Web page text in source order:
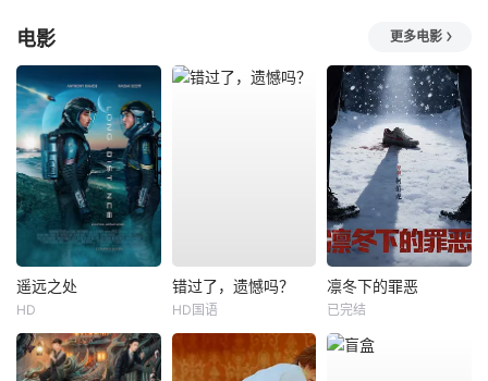
电影 更多电影
遥远之处
HD
错过了，遗憾吗？
HD国语
凛冬下的罪恶
已完结